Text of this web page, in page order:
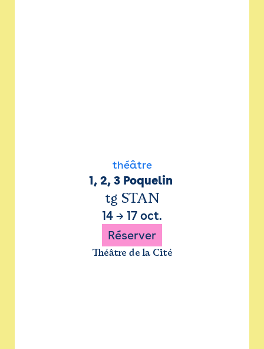
théâtre
1, 2, 3 Poquelin
tg STAN
14 → 17 oct.
Réserver
Théâtre de la Cité